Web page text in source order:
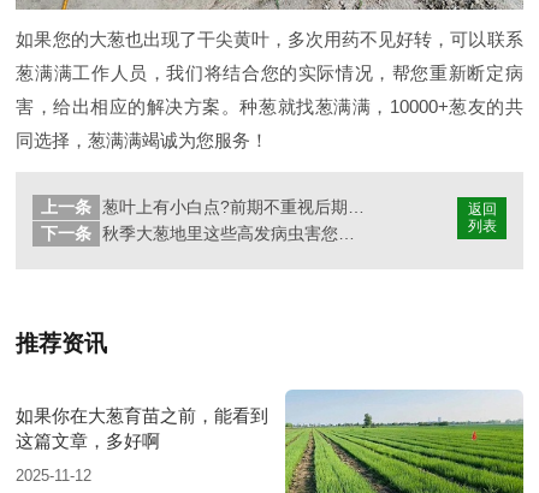
如果您的大葱也出现了干尖黄叶，多次用药不见好转，可以联系
葱满满工作人员，我们将结合您的实际情况，帮您重新断定病
害，给出相应的解决方案。种葱就找葱满满，10000+葱友的共
同选择，葱满满竭诚为您服务！
返回
列表
上一条
下一条
推荐资讯
如果你在大葱育苗之前，能看到
这篇文章，多好啊
2025-11-12